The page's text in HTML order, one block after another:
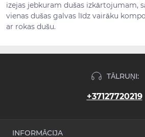
izejas jebkuram dušas izkārtojumam,
vienas dušas galvas līdz vairāku
ar rokas dušu.
TĀLRUŅI:
+37127720219
INFORMĀCIJA